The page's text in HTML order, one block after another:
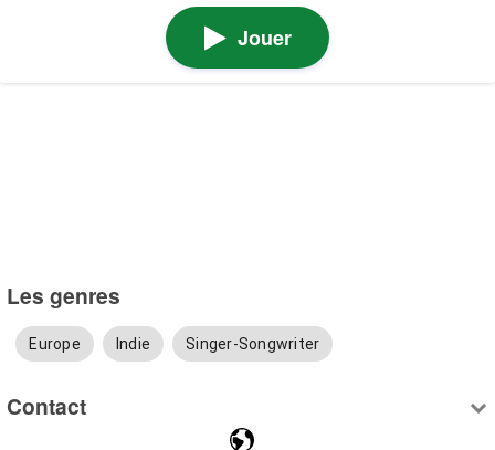
Jouer
Les genres
Europe Indie Singer-Songwriter
Contact